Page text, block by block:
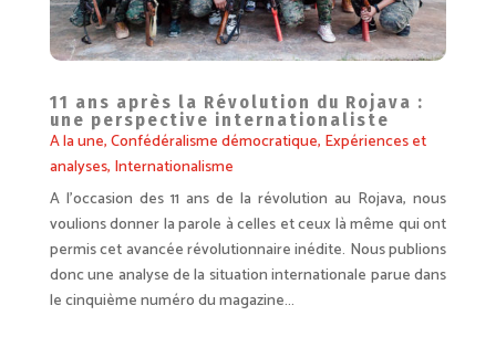
11 ans après la Révolution du Rojava :
une perspective internationaliste
A la une,Confédéralisme démocratique, Expériences et
analyses, Internationalisme
A l’occasion des 11 ans de la révolution au Rojava, nous
voulions donner la parole à celles et ceux là même qui ont
permis cet avancée révolutionnaire inédite. Nous publions
donc une analyse de la situation internationale parue dans
le cinquième numéro du magazine...